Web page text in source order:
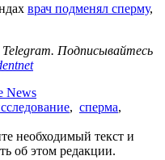
врач подменял сперму,
Telegram. Подписывайтесь
News
, сперма,
необходимый текст и
об этом редакции.